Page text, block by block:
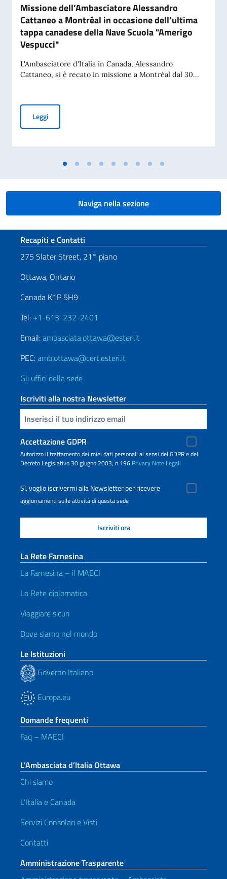
Missione dell’Ambasciatore Alessandro
Cattaneo a Montréal in occasione dell’ultima
tappa canadese della Nave Scuola "Amerigo
Vespucci"
L'Ambasciatore d'Italia in Canada, Alessandro
Cattaneo, si è recato in missione a Montréal dal 30...
LeggiMissione dell’Ambasciatore Alessandro Cattaneo a
Naviga nella sezione
Sezione footer
Recapiti e Contatti
275 Slater Street, 21° piano
Ottawa, Ontario
Canada K1P 5H9
Tel: +1-613-232-2401
Email:ambasciata.ottawa@esteri.it
PEC:amb.ottawa@cert.esteri.it
Gli uffici della sede
Iscriviti alla nostra Newsletter
Inserisci la tua email
Accettazione GDPR
Autorizzo il trattamento dei miei dati personali ai sensi del GDPR e del
Decreto Legislativo 30 giugno 2003, n.196 Privacy Note Legali
Sì, voglio iscrivermi alla Newsletter per ricevere
aggiornamenti sulle attività di questa sede
La Rete Farnesina
La Farnesina – il MAECI
La Rete diplomatica
Viaggiare sicuri
Dove siamo nel mondo
Le Istituzioni
Governo Italiano
Europa.eu
Domande frequenti
Faq – MAECI
L’Ambasciata d’Italia Ottawa
Chi siamo
L’Italia e Canada
Servizi Consolari e Visti
Contatti
Amministrazione Trasparente